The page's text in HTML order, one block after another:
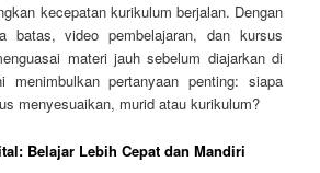
kecepatan kurikulum berjalan. Dengan
batas, video pembelajaran, dan kursus
materi jauh sebelum diajarkan di
menimbulkan pertanyaan penting: siapa
menyesuaikan, murid atau kurikulum?
Belajar Lebih Cepat dan Mandiri